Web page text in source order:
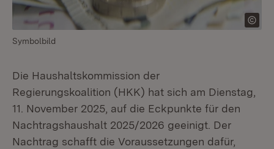
Symbolbild
Die Haushaltskommission der
Regierungskoalition (HKK) hat sich am Dienstag,
11. November 2025, auf die Eckpunkte für den
Nachtragshaushalt 2025/2026 geeinigt. Der
Nachtrag schafft die Voraussetzungen dafür,